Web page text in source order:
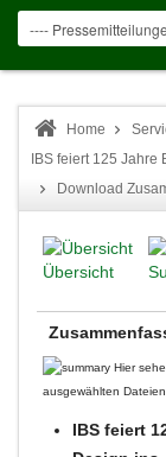
Home
IBS feiert 125
Download
Übersicht
Hier
ausgewählten Dateien
IBS feiert